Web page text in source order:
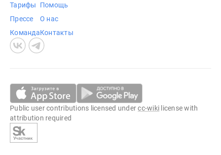
Тарифы
Прессе
Команда
Помощь
О нас
Контакты
Public user contributions licensed undercc-wiki license with
attribution required